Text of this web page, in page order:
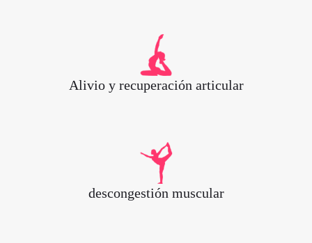
Alivio y recuperación articular
descongestión muscular